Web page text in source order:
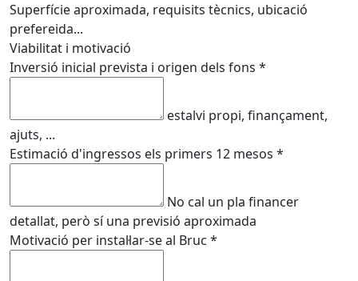
Superfície aproximada, requisits tècnics, ubicació
prefereida...
Viabilitat i motivació
Inversió inicial prevista i origen dels fons *
estalvi propi, finançament,
ajuts, ...
Estimació d'ingressos els primers 12 mesos *
No cal un pla financer
detallat, però sí una previsió aproximada
Motivació per instal·lar-se al Bruc *